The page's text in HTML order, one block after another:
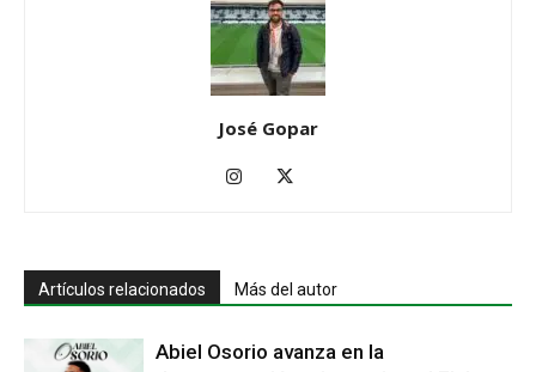
José Gopar
Artículos relacionados Más del autor
Abiel Osorio avanza en la